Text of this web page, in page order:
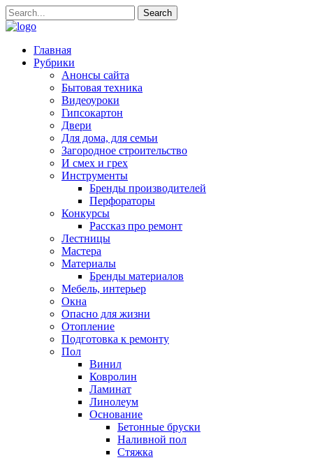
Главная
Рубрики
Анонсы сайта
Бытовая техника
Видеоуроки
Гипсокартон
Двери
Для дома, для семьи
Загородное строительство
И смех и грех
Инструменты
Бренды производителей
Перфораторы
Конкурсы
Рассказ про ремонт
Лестницы
Мастера
Материалы
Бренды материалов
Мебель, интерьер
Окна
Опасно для жизни
Отопление
Подготовка к ремонту
Пол
Винил
Ковролин
Ламинат
Линолеум
Основание
Бетонные бруски
Наливной пол
Стяжка